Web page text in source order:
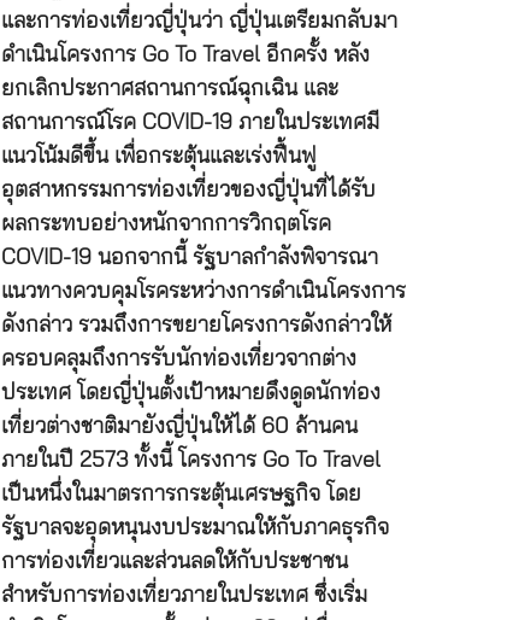
และการท่องเที่ยวญี่ปุ่นว่า ญี่ปุ่นเตรียมกลับมา
ดำเนินโครงการ Go To Travel อีกครั้ง หลัง
ยกเลิกประกาศสถานการณ์ฉุกเฉิน และ
สถานการณ์โรค COVID-19 ภายในประเทศมี
แนวโน้มดีขึ้น เพื่อกระตุ้นและเร่งฟื้นฟู
อุตสาหกรรมการท่องเที่ยวของญี่ปุ่นที่ได้รับ
ผลกระทบอย่างหนักจากการวิกฤตโรค
COVID-19 นอกจากนี้ รัฐบาลกำลังพิจารณา
แนวทางควบคุมโรคระหว่างการดำเนินโครงการ
ดังกล่าว รวมถึงการขยายโครงการดังกล่าวให้
ครอบคลุมถึงการรับนักท่องเที่ยวจากต่าง
ประเทศ โดยญี่ปุ่นตั้งเป้าหมายดึงดูดนักท่อง
เที่ยวต่างชาติมายังญี่ปุ่นให้ได้ 60 ล้านคน
ภายในปี 2573 ทั้งนี้ โครงการ Go To Travel
เป็นหนึ่งในมาตรการกระตุ้นเศรษฐกิจ โดย
รัฐบาลจะอุดหนุนงบประมาณให้กับภาคธุรกิจ
การท่องเที่ยวและส่วนลดให้กับประชาชน
สำหรับการท่องเที่ยวภายในประเทศ ซึ่งเริ่ม